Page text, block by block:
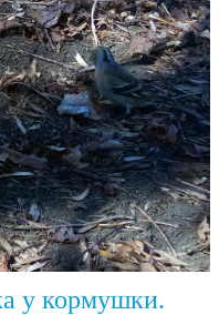
у кормушки.